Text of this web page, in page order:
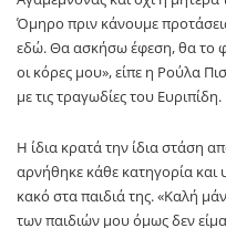
Όμηρο πριν κάνουμε
εδώ. Θα ασκήσω έφεση, θα το
οι κόρες μου», είπε η Ρούλα
με τις τραγωδίες του Ευριπίδη.
Η ίδια κρατά την ίδια στάση
αρνήθηκε κάθε κατηγορία και
κακό στα παιδιά της. «Καλή
των παιδιών μου όμως δεν